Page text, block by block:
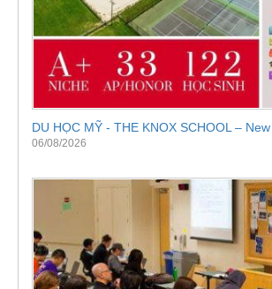
DU HỌC MỸ - THE KNOX SCHOOL –
06/08/2026